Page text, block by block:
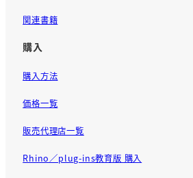
関連書籍
購入
購入方法
価格一覧
販売代理店一覧
Rhino／plug-ins教育版 購入